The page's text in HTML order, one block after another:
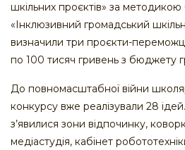
шкільних проєктів» за
«Інклюзивний громадський
визначили три проєкти-
по 100 тисяч гривень з бюджету
До повномасштабної війни
конкурсу вже реалізували 28
з’явилися зони відпочинку,
медіастудія, кабінет